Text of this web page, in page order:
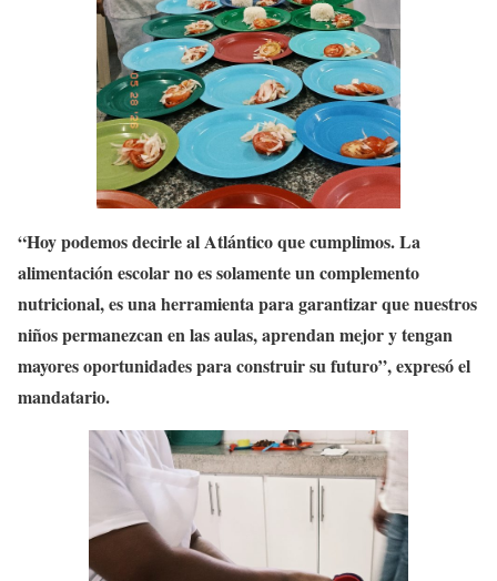
“Hoy podemos decirle al Atlántico que cumplimos. La
alimentación escolar no es solamente un complemento
nutricional, es una herramienta para garantizar que nuestros
niños permanezcan en las aulas, aprendan mejor y tengan
mayores oportunidades para construir su futuro”, expresó el
mandatario.